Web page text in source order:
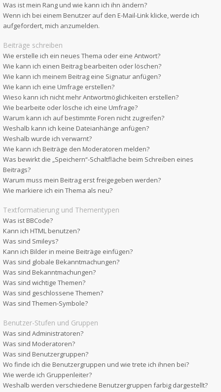
Was ist mein Rang und wie kann ich ihn ändern?
Wenn ich bei einem Benutzer auf den E-Mail-Link klicke, werde ich
aufgefordert, mich anzumelden.
Beiträge schreiben
Wie erstelle ich ein neues Thema oder eine Antwort?
Wie kann ich einen Beitrag bearbeiten oder löschen?
Wie kann ich meinem Beitrag eine Signatur anfügen?
Wie kann ich eine Umfrage erstellen?
Wieso kann ich nicht mehr Antwortmöglichkeiten erstellen?
Wie bearbeite oder lösche ich eine Umfrage?
Warum kann ich auf bestimmte Foren nicht zugreifen?
Weshalb kann ich keine Dateianhänge anfügen?
Weshalb wurde ich verwarnt?
Wie kann ich Beiträge den Moderatoren melden?
Was bewirkt die „Speichern“-Schaltfläche beim Schreiben eines
Beitrags?
Warum muss mein Beitrag erst freigegeben werden?
Wie markiere ich ein Thema als neu?
Textformatierung und Thementypen
Was ist BBCode?
Kann ich HTML benutzen?
Was sind Smileys?
Kann ich Bilder in meine Beiträge einfügen?
Was sind globale Bekanntmachungen?
Was sind Bekanntmachungen?
Was sind wichtige Themen?
Was sind geschlossene Themen?
Was sind Themen-Symbole?
Benutzer-Stufen und Gruppen
Was sind Administratoren?
Was sind Moderatoren?
Was sind Benutzergruppen?
Wo finde ich die Benutzergruppen und wie trete ich ihnen bei?
Wie werde ich Gruppenleiter?
Weshalb werden verschiedene Benutzergruppen farbig dargestellt?